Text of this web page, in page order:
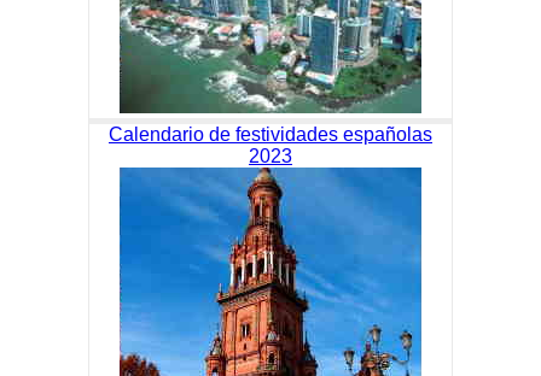
Calendario de festividades españolas
2023